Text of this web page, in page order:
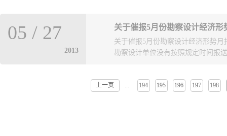
也可以随时申报。报送方式为发送
54253973@163.com。有相关证件
织对申报材料进行核实、汇总和筛
勘察设计经济形势月报的单位名单
势月报的单位名单 企业统计编号-
评。104-山东意林建筑规划设计研
公司-诚信记录扣5分，通报批评。
记录扣10分，通报批评。803-青岛
果的通知》转发给你们，请符合条
处，澳门路121号甲912房间。 联
届全省职工优秀技术
关于催报5月份勘察设计经济形
2013
05 / 27
关于催报5月份勘察设计经济形势
勘察设计单位没有按照规定时间报
作有关事项通知如下：一、相关单
上一页 ... 194 195 196 197 198